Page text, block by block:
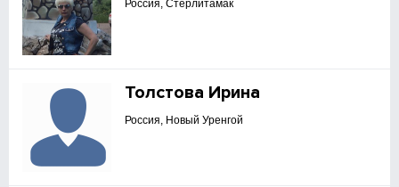
Россия, Стерлитамак
Толстова Ирина
Россия, Новый Уренгой